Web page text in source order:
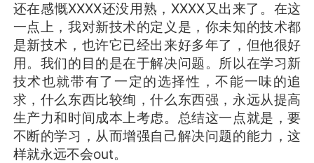
还在感慨XXXX还没用熟，XXXX又出来了。在这
一点上，我对新技术的定义是，你未知的技术都
是新技术，也许它已经出来好多年了，但他很好
用。我们的目的是在于解决问题。所以在学习新
技术也就带有了一定的选择性，不能一味的追
求，什么东西比较绚，什么东西强，永远从提高
生产力和时间成本上考虑。总结这一点就是，要
不断的学习，从而增强自己解决问题的能力，这
样就永远不会out。